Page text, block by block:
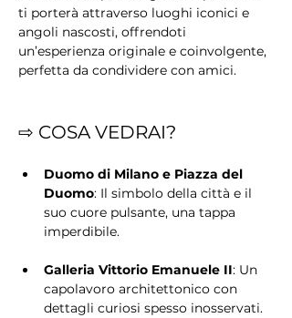
ti porterà attraverso luoghi iconici e
angoli nascosti, offrendoti
un’esperienza originale e coinvolgente,
perfetta da condividere con amici.
⇨ COSA VEDRAI?
Duomo di Milano e Piazza del
Duomo: Il simbolo della città e il
suo cuore pulsante, una tappa
imperdibile.
Galleria Vittorio Emanuele II: Un
capolavoro architettonico con
dettagli curiosi spesso inosservati.